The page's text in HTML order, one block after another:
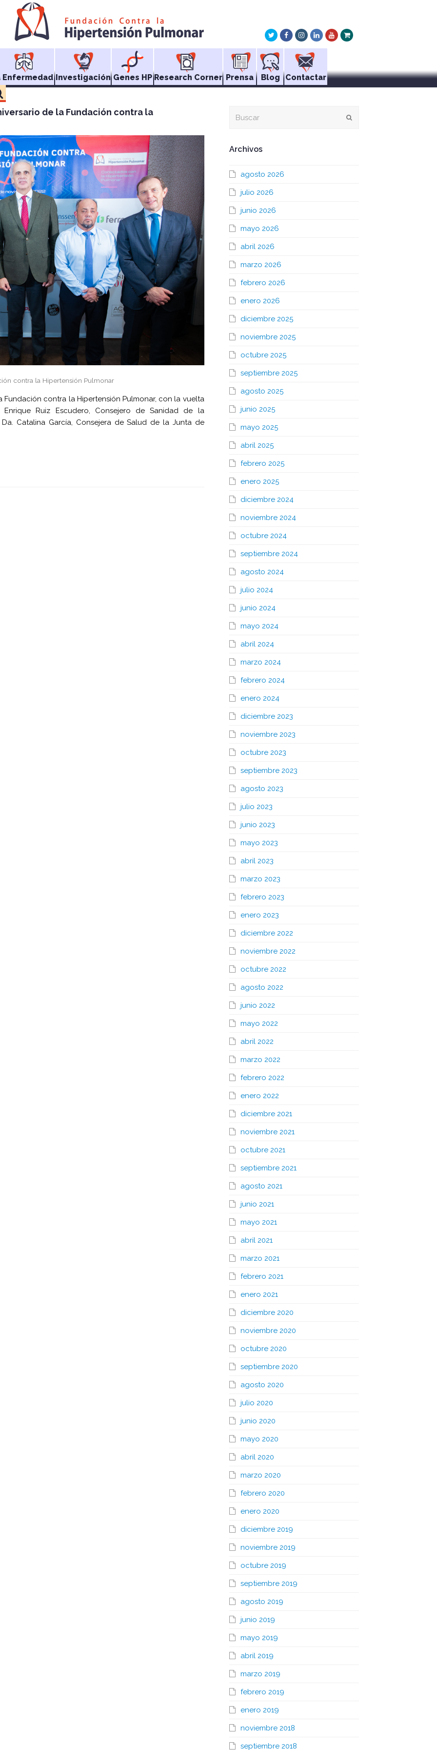
TwitterFacebookInstagram
LinkedInYoutube
Xing
Enfermedad Investigación Genes HP Research Corner Prensa Blog Contactar
de la Fundación contra la
contra la Hipertensión Pulmonar
Fundación contra la Hipertensión Pulmonar, con la vuelta
Ruiz Escudero, Consejero de Sanidad de la
Catalina García, Consejera de Salud de la Junta de
Archivos
agosto 2026
julio 2026
junio 2026
mayo 2026
abril 2026
marzo 2026
febrero 2026
enero 2026
diciembre 2025
noviembre 2025
octubre 2025
septiembre 2025
agosto 2025
junio 2025
mayo 2025
abril 2025
febrero 2025
enero 2025
diciembre 2024
noviembre 2024
octubre 2024
septiembre 2024
agosto 2024
julio 2024
junio 2024
mayo 2024
abril 2024
marzo 2024
febrero 2024
enero 2024
diciembre 2023
noviembre 2023
octubre 2023
septiembre 2023
agosto 2023
julio 2023
junio 2023
mayo 2023
abril 2023
marzo 2023
febrero 2023
enero 2023
diciembre 2022
noviembre 2022
octubre 2022
agosto 2022
junio 2022
mayo 2022
abril 2022
marzo 2022
febrero 2022
enero 2022
diciembre 2021
noviembre 2021
octubre 2021
septiembre 2021
agosto 2021
junio 2021
mayo 2021
abril 2021
marzo 2021
febrero 2021
enero 2021
diciembre 2020
noviembre 2020
octubre 2020
septiembre 2020
agosto 2020
julio 2020
junio 2020
mayo 2020
abril 2020
marzo 2020
febrero 2020
enero 2020
diciembre 2019
noviembre 2019
octubre 2019
septiembre 2019
agosto 2019
junio 2019
mayo 2019
abril 2019
marzo 2019
febrero 2019
enero 2019
noviembre 2018
septiembre 2018